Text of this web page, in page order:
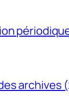
archives